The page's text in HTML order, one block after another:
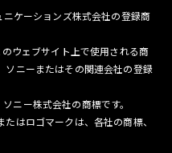
ニケーションズ株式会社の登録商
のウェブサイト上で使用される商
ソニーまたはその関連会社の登録
ソニー株式会社の商標です。
はロゴマークは、各社の商標、